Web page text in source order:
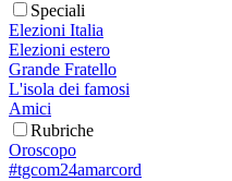
Speciali
Elezioni Italia
Elezioni estero
Grande Fratello
L'isola dei famosi
Amici
Rubriche
Oroscopo
#tgcom24amarcord